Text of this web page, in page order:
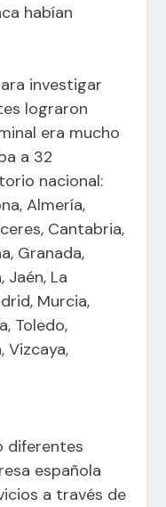
habían
investigar
lograron
era mucho
a 32
nacional:
Almería,
Cantabria,
Granada,
Jaén, La
Murcia,
Toledo,
Vizcaya,
diferentes
española
a través de